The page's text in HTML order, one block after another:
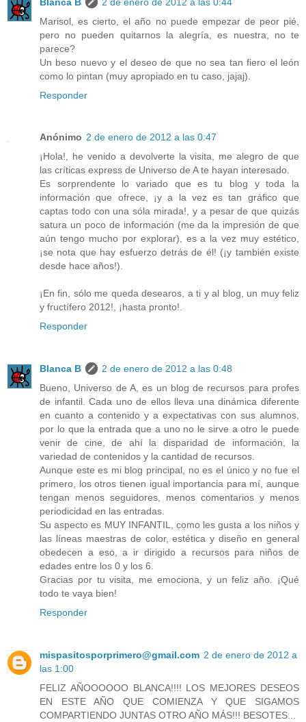
Marisol, es cierto, el año no puede empezar de peor pié,
pero no pueden quitarnos la alegría, es nuestra, no te
parece?
Un beso nuevo y el deseo de que no sea tan fiero el león
como lo pintan (muy apropiado en tu caso, jajaj).
Responder
Anónimo 2 de enero de 2012 a las 0:47
¡Hola!, he venido a devolverte la visita, me alegro de que
las críticas express de Universo de A te hayan interesado.
Es sorprendente lo variado que es tu blog y toda la
información que ofrece, ¡y a la vez es tan gráfico que
captas todo con una sóla mirada!, y a pesar de que quizás
satura un poco de información (me da la impresión de que
aún tengo mucho por explorar), es a la vez muy estético,
¡se nota que hay esfuerzo detrás de él! (¡y también existe
desde hace años!).
¡En fin, sólo me queda desearos, a ti y al blog, un muy feliz
y fructífero 2012!, ¡hasta pronto!.
Responder
Blanca B
2 de enero de 2012 a las 0:48
Bueno, Universo de A, es un blog de recursos para profes
de infantil. Cada uno de ellos lleva una dinámica diferente
en cuanto a contenido y a expectativas con sus alumnos,
por lo que la entrada que a uno no le sirve a otro le puede
venir de cine, de ahí la disparidad de información, la
variedad de contenidos y la cantidad de recursos.
Aunque este es mi blog principal, no es el único y no fue el
primero, los otros tienen igual importancia para mí, aunque
tengan menos seguidores, menos comentarios y menos
periodicidad en las entradas.
Su aspecto es MUY INFANTIL, como les gusta a los niños y
las líneas maestras de color, estética y diseño en general
obedecen a eso, a ir dirigido a recursos para niños de
edades entre los 0 y los 6.
Gracias por tu visita, me emociona, y un feliz año. ¡Qué
todo te vaya bien!
Responder
mispasitosporprimero@gmail.com 2 de enero de 2012 a
las 1:00
FELIZ AÑOOOOOO BLANCA!!!! LOS MEJORES DESEOS
EN ESTE AÑO QUE COMIENZA Y QUE SIGAMOS
COMPARTIENDO JUNTAS OTRO AÑO MÁS!!! BESOTES...